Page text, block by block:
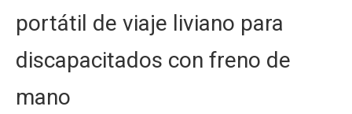
portátil de viaje liviano para
discapacitados con freno de
mano